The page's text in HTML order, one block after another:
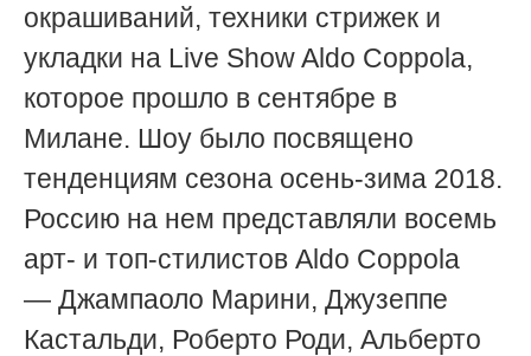
окрашиваний, техники стрижек и
укладки на Live Show Aldo Coppola,
которое прошло в сентябре в
Милане. Шоу было посвящено
тенденциям сезона осень-зима 2018.
Россию на нем представляли восемь
арт- и топ-стилистов Aldo Coppola
— Джампаоло Марини, Джузеппе
Кастальди, Роберто Роди, Альберто